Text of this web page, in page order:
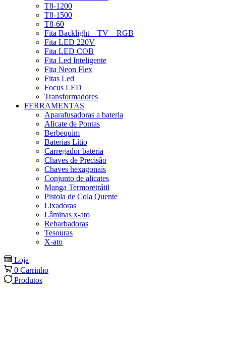
T8-1200
T8-1500
T8-60
Fita Backlight – TV – RGB
Fita LED 220V
Fita LED COB
Fita Led Inteligente
Fita Neon Flex
Fitas Led
Focus LED
Transformadores
FERRAMENTAS
Aparafusadoras a bateria
Alicate de Pontas
Berbequim
Baterias Lítio
Carregador bateria
Chaves de Precisão
Chaves hexagonais
Conjunto de alicates
Manga Termoretrátil
Pistola de Cola Quente
Lixadoras
Lâminas x-ato
Rebarbadoras
Tesouras
X-ato
Loja
0 Carrinho
Produtos